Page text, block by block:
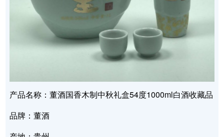
产品名称：董酒国香木制中秋礼盒54度1000ml白酒收藏品
品牌：董酒